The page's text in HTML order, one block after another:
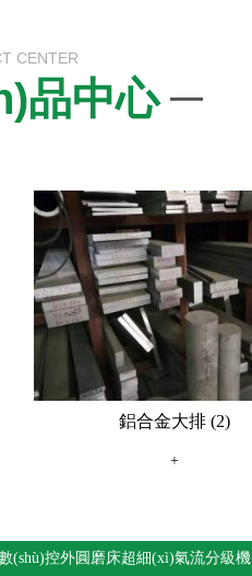
CENTER
品中心
鋁合金大排 (2)
+
(shù)控外圓磨床超細(xì)氣流分級機